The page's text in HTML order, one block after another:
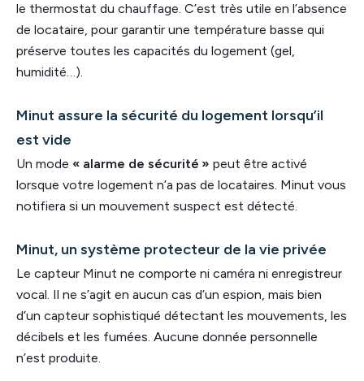
le thermostat du chauffage. C’est très utile en l’absence
de locataire, pour garantir une température basse qui
préserve toutes les capacités du logement (gel,
humidité…).
Minut assure la sécurité du logement lorsqu’il
est vide
Un mode « alarme de sécurité » peut être activé
lorsque votre logement n’a pas de locataires. Minut vous
notifiera si un mouvement suspect est détecté.
Minut, un système protecteur de la vie privée
Le capteur Minut ne comporte ni caméra ni enregistreur
vocal. Il ne s’agit en aucun cas d’un espion, mais bien
d’un capteur sophistiqué détectant les mouvements, les
décibels et les fumées. Aucune donnée personnelle
n’est produite.